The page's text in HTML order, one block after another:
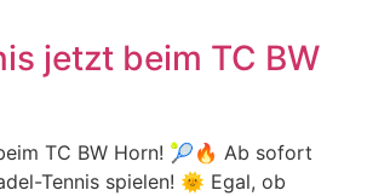
jetzt beim TC BW
TC BW Horn! 🎾🔥 Ab sofort
Tennis spielen! 🌞 Egal, ob